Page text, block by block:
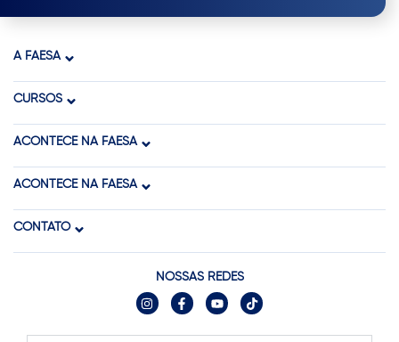
A FAESA
CURSOS
ACONTECE NA FAESA
ACONTECE NA FAESA
CONTATO
NOSSAS REDES